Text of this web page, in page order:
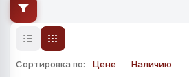
Сортировка по: Цене Наличию